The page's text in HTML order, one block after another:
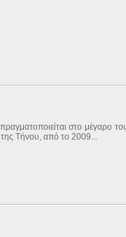
στο μέγαρο
Τήνου, από το 2009...